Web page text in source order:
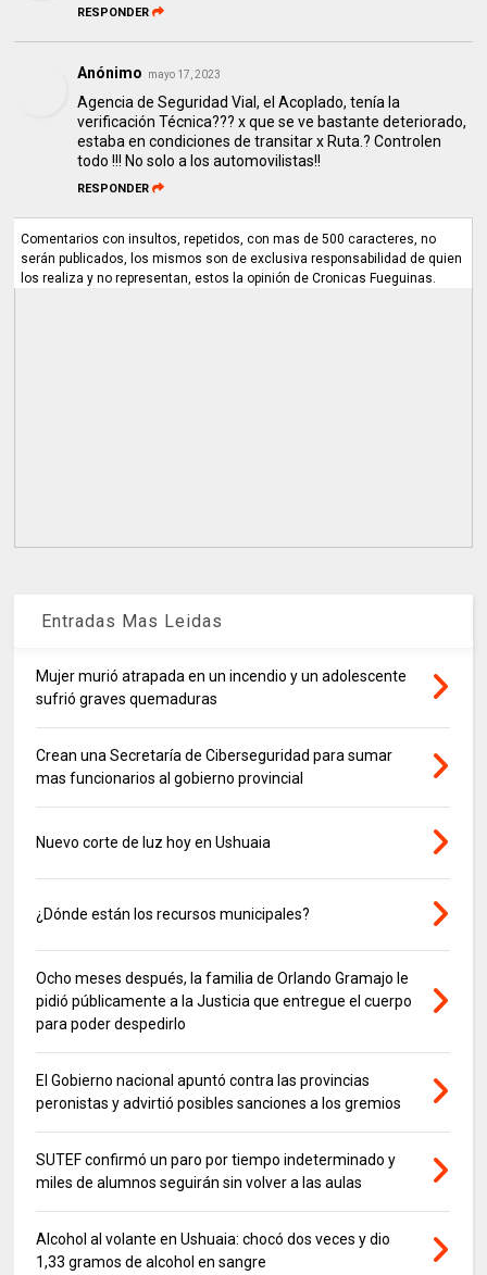
RESPONDER
Anónimo mayo 17, 2023
Agencia de Seguridad Vial, el Acoplado, tenía la
verificación Técnica??? x que se ve bastante deteriorado,
estaba en condiciones de transitar x Ruta.? Controlen
todo !!! No solo a los automovilistas!!
RESPONDER
Comentarios con insultos, repetidos, con mas de 500 caracteres, no
serán publicados, los mismos son de exclusiva responsabilidad de quien
los realiza y no representan, estos la opinión de Cronicas Fueguinas.
Entradas Mas Leidas
Mujer murió atrapada en un incendio y un adolescente
sufrió graves quemaduras
Crean una Secretaría de Ciberseguridad para sumar
mas funcionarios al gobierno provincial
Nuevo corte de luz hoy en Ushuaia
¿Dónde están los recursos municipales?
Ocho meses después, la familia de Orlando Gramajo le
pidió públicamente a la Justicia que entregue el cuerpo
para poder despedirlo
El Gobierno nacional apuntó contra las provincias
peronistas y advirtió posibles sanciones a los gremios
SUTEF confirmó un paro por tiempo indeterminado y
miles de alumnos seguirán sin volver a las aulas
Alcohol al volante en Ushuaia: chocó dos veces y dio
1,33 gramos de alcohol en sangre